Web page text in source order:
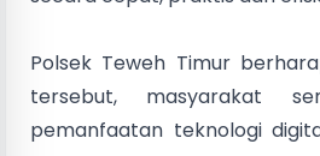
Polsek Teweh Timur
tersebut, masyarakat
pemanfaatan teknologi